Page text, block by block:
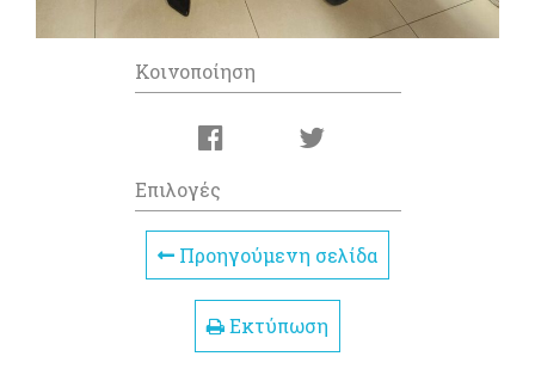
Κοινοποίηση
Επιλογές
Προηγούμενη σελίδα
Εκτύπωση